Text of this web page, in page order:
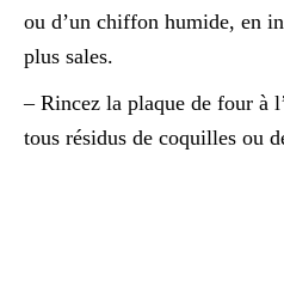
ou d’un chiffon humide, en
plus sales.
– Rincez la plaque de four à
tous résidus de coquilles ou